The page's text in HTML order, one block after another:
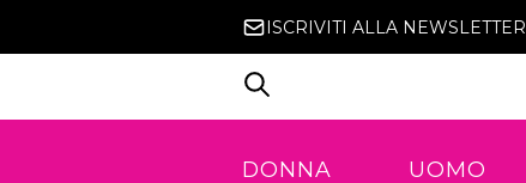
ISCRIVITI ALLA NEWSLETTER
DONNA UOMO